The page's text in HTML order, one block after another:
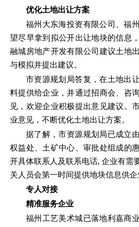
优化土地出让方案
福州大东海投资有限公司、福
望尽早拿到拟公开出让地块的信息
融城房地产开发有限公司建议土地
与模拟并提出建议。
市资源规划局答复，在土地出
料提供给企业，并通过招商会、咨
见，欢迎企业积极提出意见建议。
业意见，不断优化土地出让方案。
据了解，市资源规划局已成立
权益处、土矿中心、审批处组成的
开具体联系人及联系电话, 企业有需
关人员会第一时间提供地块信息供企
专人对接
精准服务企业
福州工艺美术城已落地利嘉商